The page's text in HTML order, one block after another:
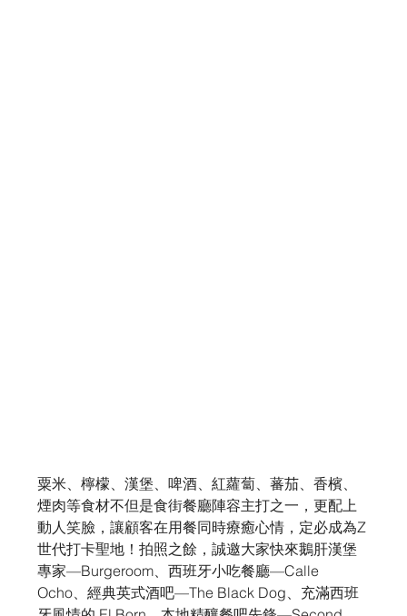
粟米、檸檬、漢堡、啤酒、紅蘿蔔、蕃茄、香檳、
煙肉等食材不但是食街餐廳陣容主打之一，更配上
動人笑臉，讓顧客在用餐同時療癒心情，定必成為Z
世代打卡聖地！拍照之餘，誠邀大家快來鵝肝漢堡
專家—Burgeroom、西班牙小吃餐廳—Calle
Ocho、經典英式酒吧—The Black Dog、充滿西班